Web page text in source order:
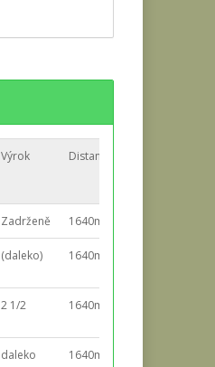
Výrok Distance
Zadrženě 1640m
(daleko) 1640m
2 1/2 1640m
daleko 1640m